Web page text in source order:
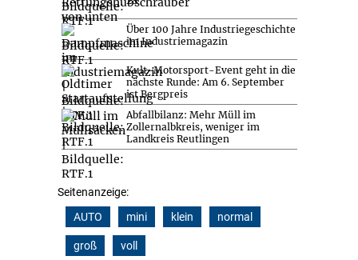
Über 100 Jahre Industriegeschichte
im Industriemagazin
Kult-Motorsport-Event geht in die
nächste Runde: Am 6. September
ist Bergpreis
Abfallbilanz: Mehr Müll im
Zollernalbkreis, weniger im
Landkreis Reutlingen
Seitenanzeige:
AUTO
mini klein normal
groß voll